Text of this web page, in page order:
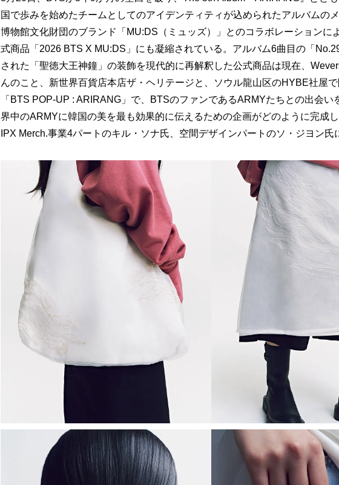
国で歩みを始めたチームとしてのアイデンティティが込められたアルバムの
博物館文化財団のブランド「MU:DS（ミュッズ）」とのコラボレーションに
式商品「2026 BTS X MU:DS」にも凝縮されている。アルバム6曲目の「
された「聖徳大王神鐘」の装飾を現代的に再解釈した公式商品は現在、
んのこと、新世界百貨店本店ザ・ヘリテージと、ソウル龍山区のHYBE社屋
「BTS POP-UP : ARIRANG」で、BTSのファンであるARMYたちとの出会い
界中のARMYに韓国の美を最も効果的に伝えるための企画がどのように完成
IPX Merch.事業4パートのキル・ソナ氏、空間デザインパートのソ・ジヨン氏